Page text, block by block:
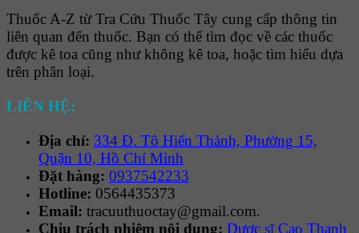
Thuốc A-Z từ Tra Cứu Thuốc Tây cung cấp thông tin
liên quan đến thuốc. Bạn có thể tìm đọc về các thuốc
được kê toa cũng như không kê toa, hoặc tìm hiểu dựa
trên phân loại.
LIÊN HỆ:
Địa chỉ: 334 Đ. Tô Hiến Thành, Phường 15,
Quận 10, Hồ Chí Minh
Đặt hàng: 0937542233
Hotline: 0564435373
Email: tracuuthuoctay@gmail.com.
Chịu trách nhiệm nội dung: Dược sĩ Cao Thanh